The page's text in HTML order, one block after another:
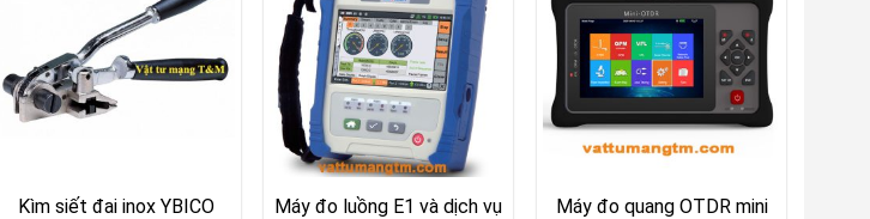
Kìm siết đai inox YBICO
Máy đo luồng E1 và dịch vụ
Máy đo quang OTDR mini